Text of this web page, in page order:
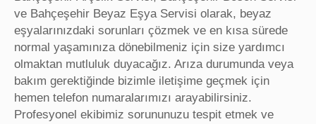
ve Bahçeşehir Beyaz Eşya Servisi olarak, beyaz
eşyalarınızdaki sorunları çözmek ve en kısa sürede
normal yaşamınıza dönebilmeniz için size yardımcı
olmaktan mutluluk duyacağız. Arıza durumunda veya
bakım gerektiğinde bizimle iletişime geçmek için
hemen telefon numaralarımızı arayabilirsiniz.
Profesyonel ekibimiz sorununuzu tespit etmek ve